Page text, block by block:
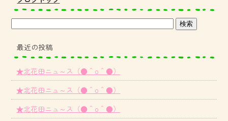
最近の投稿
★北花田ニュ～ス（●＾o＾●）
★北花田ニュ～ス（●＾o＾●）
★北花田ニュ～ス（●＾o＾●）